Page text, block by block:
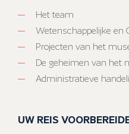
Het team
Wetenschappelijke en
Projecten van het
De geheimen van het
Administratieve
UW REIS